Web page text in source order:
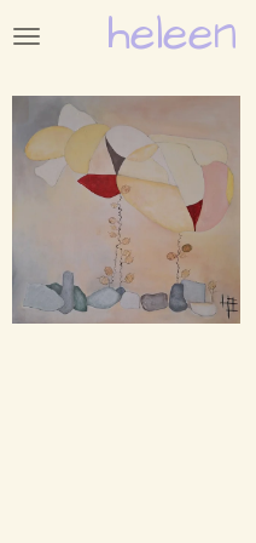
Ga
naar
de
hoofdinhoud
heleen